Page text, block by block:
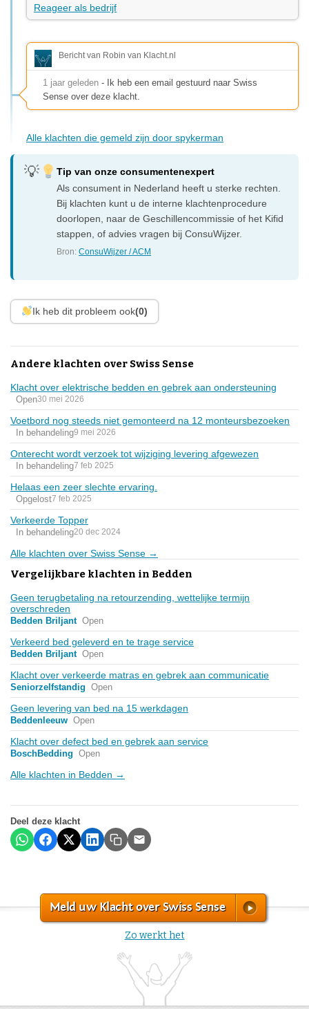
Reageer als bedrijf
Bericht van Robin van Klacht.nl
1 jaar geleden - Ik heb een email gestuurd naar Swiss
Sense over deze klacht.
Alle klachten die gemeld zijn door spykerman
Tip van onze consumentenexpert
Als consument in Nederland heeft u sterke rechten.
Bij klachten kunt u de interne klachtenprocedure
doorlopen, naar de Geschillencommissie of het Kifid
stappen, of advies vragen bij ConsuWijzer.
Bron:ConsuWijzer / ACM
Ik heb dit probleem ook(0)
Andere klachten over Swiss Sense
Klacht over elektrische bedden en gebrek aan ondersteuning
Open30 mei 2026
Voetbord nog steeds niet gemonteerd na 12 monteursbezoeken
In behandeling9 mei 2026
Onterecht wordt verzoek tot wijziging levering afgewezen
In behandeling7 feb 2025
Helaas een zeer slechte ervaring.
Opgelost7 feb 2025
Verkeerde Topper
In behandeling20 dec 2024
Alle klachten over Swiss Sense →
Vergelijkbare klachten in Bedden
Geen terugbetaling na retourzending, wettelijke termijn
overschreden
Bedden Briljant Open
Verkeerd bed geleverd en te trage service
Bedden Briljant Open
Klacht over verkeerde matras en gebrek aan communicatie
Seniorzelfstandig Open
Geen levering van bed na 15 werkdagen
Beddenleeuw Open
Klacht over defect bed en gebrek aan service
BoschBedding Open
Alle klachten in Bedden →
Deel deze klacht
Meld uw Klacht over Swiss Sense
Zo werkt het